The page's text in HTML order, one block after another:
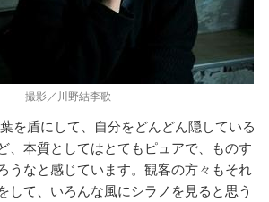
撮影／川野結李歌
を盾にして、自分をどんどん隠している
、本質としてはとてもピュアで、ものす
うなと感じています。観客の方々もそれ
して、いろんな風にシラノを見ると思う